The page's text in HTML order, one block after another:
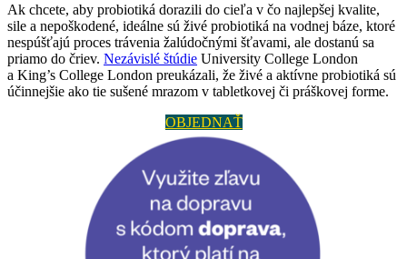
Ak chcete, aby probiotiká dorazili do cieľa v čo najlepšej kvalite,
sile a nepoškodené, ideálne sú živé probiotiká na vodnej báze, ktoré
nespúšťajú proces trávenia žalúdočnými šťavami, ale dostanú sa
priamo do čriev. Nezávislé štúdie University College London
a King’s College London preukázali, že živé a aktívne probiotiká sú
účinnejšie ako tie sušené mrazom v tabletkovej či práškovej forme.
OBJEDNAŤ